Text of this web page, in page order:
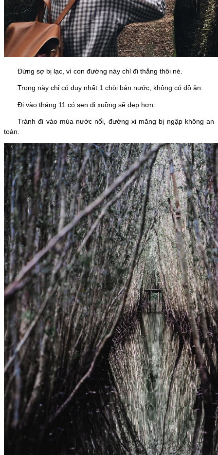
Đừng sợ bị lạc, vì con đường này chỉ đi thẳng thôi nè.
Trong này chỉ có duy nhất 1 chòi bán nước, không có đồ ăn.
Đi vào tháng 11 có sen đi xuồng sẽ đẹp hơn.
Tránh đi vào mùa nước nổi, đường xi măng bị ngập không an
toàn.